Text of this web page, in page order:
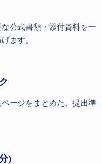
公式書類・添付資料を一
ます。
ージをまとめた、提出準
)